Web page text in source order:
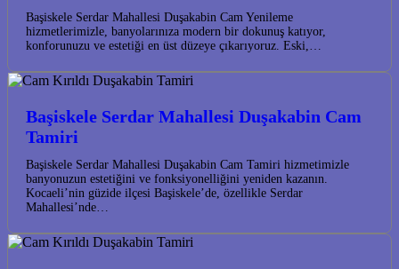
Başiskele Serdar Mahallesi Duşakabin Cam Yenileme
hizmetlerimizle, banyolarınıza modern bir dokunuş katıyor,
konforunuzu ve estetiği en üst düzeye çıkarıyoruz. Eski,…
Başiskele Serdar Mahallesi Duşakabin Cam
Tamiri
Başiskele Serdar Mahallesi Duşakabin Cam Tamiri hizmetimizle
banyonuzun estetiğini ve fonksiyonelliğini yeniden kazanın.
Kocaeli’nin güzide ilçesi Başiskele’de, özellikle Serdar
Mahallesi’nde…